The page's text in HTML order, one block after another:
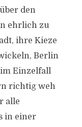
den
ehrlich zu
ihre Kieze
Berlin
Einzelfall
richtig weh
alle
in einer